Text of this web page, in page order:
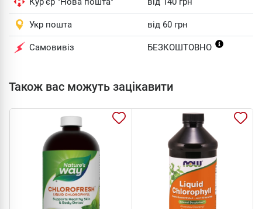
Укр пошта від 60 грн
Самовивіз БЕЗКОШТОВНО
Також вас можуть зацікавити